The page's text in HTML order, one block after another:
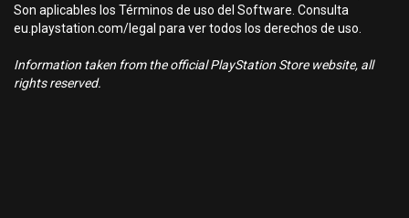
Son aplicables los Términos de uso del Software. Consulta
eu.playstation.com/legal para ver todos los derechos de uso.
Information taken from the official PlayStation Store website, all
rights reserved.